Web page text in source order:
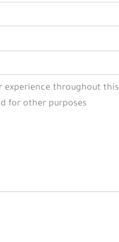
experience throughout this
for other purposes